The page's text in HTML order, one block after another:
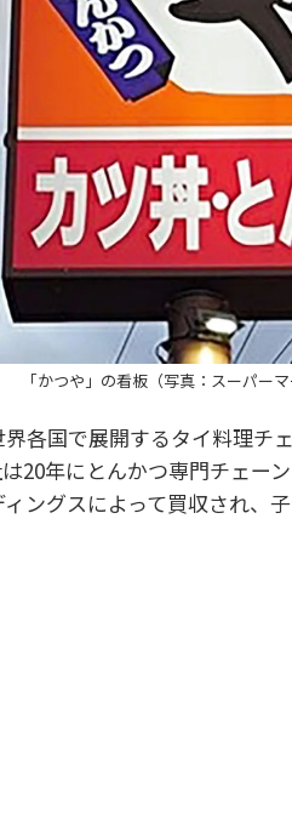
「かつや」の看板（写真：スーパーマ
各国で展開するタイ料理チ
20年にとんかつ専門チェー
ングスによって買収され、子